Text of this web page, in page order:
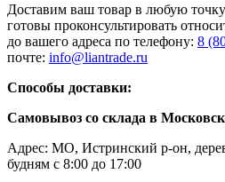
Доставим ваш товар в любую
готовы проконсультировать
до вашего адреса по телефону: 8
почте: info@liantrade.ru
Способы доставки:
Самовывоз со склада в
Адрес: МО, Истринский р-он,
будням с 8:00 до 17:00